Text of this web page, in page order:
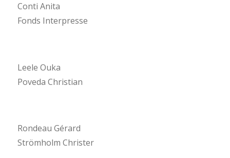
Conti Anita
Fonds Interpresse
Leele Ouka
Poveda Christian
Rondeau Gérard
Strömholm Christer